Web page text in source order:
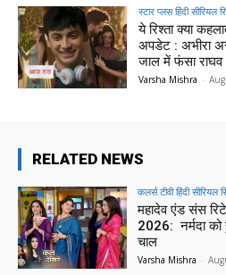
स्टार प्लस हिंदी
ये रिश्ता क्या
अपडेट : अभीरा
जाल में फंसा राघव
Varsha Mishra -
RELATED NEWS
कलर्स टीवी हिंदी
महादेव एंड संस
2026: नर्मदा
चाल
Varsha Mishra -